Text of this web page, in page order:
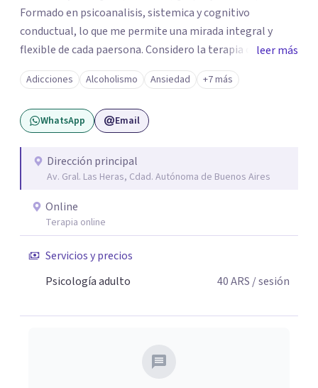
Formado en psicoanalisis, sistemica y cognitivo
conductual, lo que me permite una mirada integral y
flexible de cada paersona. Considero la terapia como un
espacio de escucha, construcción y transformación,
adpatando el contexto de cada persona para ayudarla de
la mejor manera posible.
leer más
Adicciones Alcoholismo Ansiedad +7 más
WhatsApp Email
Dirección principal
Av. Gral. Las Heras, Cdad. Autónoma de Buenos Aires
Online
Terapia online
Servicios y precios
Psicología adulto
40ARS / sesión